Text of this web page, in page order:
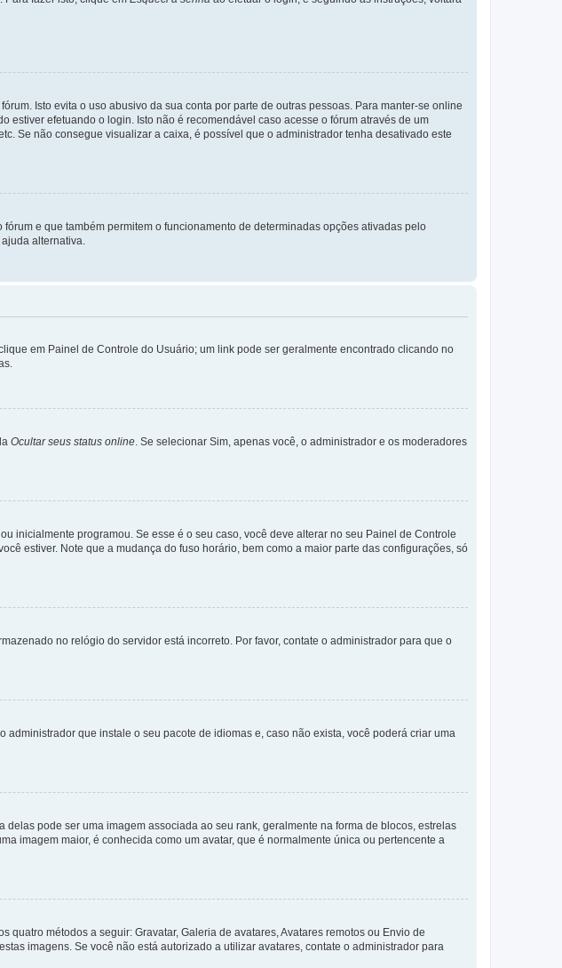
Isto evita o uso abusivo da sua conta por parte de outras pessoas. Para manter-se online
estiver efetuando o login. Isto não é recomendável caso acesse o fórum através de um
Se não consegue visualizar a caixa, é possível que o administrador tenha desativado este
e que também permitem o funcionamento de determinadas opções ativadas pelo
alternativa.
em Painel de Controle do Usuário; um link pode ser geralmente encontrado clicando no
Ocultar seus status online . Se selecionar Sim, apenas você, o administrador e os moderadores
inicialmente programou. Se esse é o seu caso, você deve alterar no seu Painel de Controle
estiver. Note que a mudança do fuso horário, bem como a maior parte das configurações, só
no relógio do servidor está incorreto. Por favor, contate o administrador para que o
que instale o seu pacote de idiomas e, caso não exista, você poderá criar uma
pode ser uma imagem associada ao seu rank, geralmente na forma de blocos, estrelas
imagem maior, é conhecida como um avatar, que é normalmente única ou pertencente a
métodos a seguir: Gravatar, Galeria de avatares, Avatares remotos ou Envio de
imagens. Se você não está autorizado a utilizar avatares, contate o administrador para